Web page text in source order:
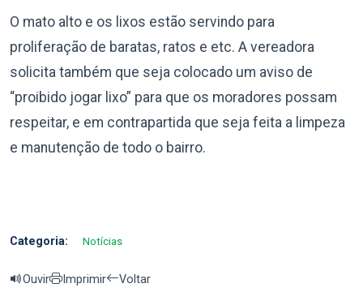
O mato alto e os lixos estão servindo para
proliferação de baratas, ratos e etc. A vereadora
solicita também que seja colocado um aviso de
“proibido jogar lixo” para que os moradores possam
respeitar, e em contrapartida que seja feita a limpeza
e manutenção de todo o bairro.
Categoria: Notícias
Ouvir Imprimir Voltar